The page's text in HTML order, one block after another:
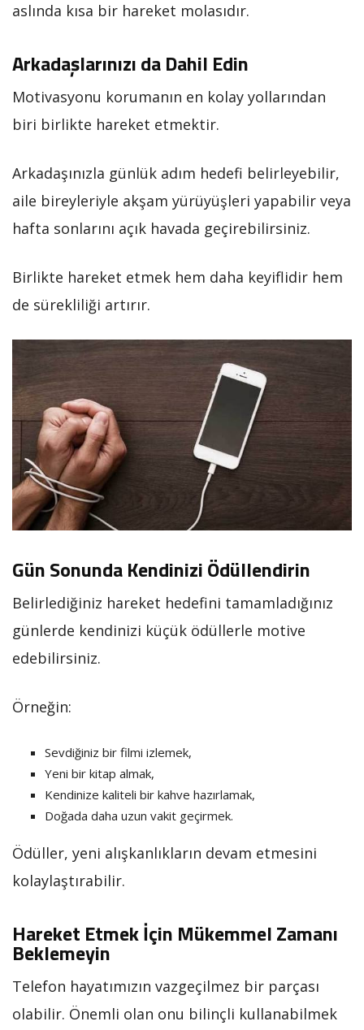
aslında kısa bir hareket molasıdır.
Arkadaşlarınızı da Dahil Edin
Motivasyonu korumanın en kolay yollarından
biri birlikte hareket etmektir.
Arkadaşınızla günlük adım hedefi belirleyebilir,
aile bireyleriyle akşam yürüyüşleri yapabilir veya
hafta sonlarını açık havada geçirebilirsiniz.
Birlikte hareket etmek hem daha keyiflidir hem
de sürekliliği artırır.
Gün Sonunda Kendinizi Ödüllendirin
Belirlediğiniz hareket hedefini tamamladığınız
günlerde kendinizi küçük ödüllerle motive
edebilirsiniz.
Örneğin:
Sevdiğiniz bir filmi izlemek,
Yeni bir kitap almak,
Kendinize kaliteli bir kahve hazırlamak,
Doğada daha uzun vakit geçirmek.
Ödüller, yeni alışkanlıkların devam etmesini
kolaylaştırabilir.
Hareket Etmek İçin Mükemmel Zamanı
Beklemeyin
Telefon hayatımızın vazgeçilmez bir parçası
olabilir. Önemli olan onu bilinçli kullanabilmek